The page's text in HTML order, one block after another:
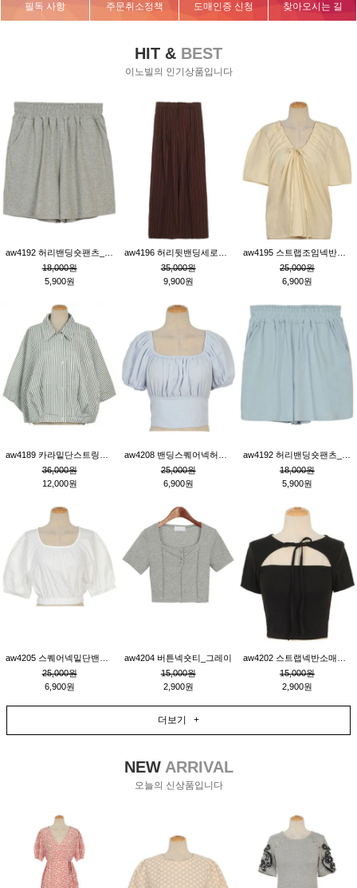
필독 사항 주문취소정책 도매인증 신청 찾아오시는 길
HIT & BEST
이노빌의 인기상품입니다
18,000원
5,900원
35,000원
9,900원
25,000원
6,900원
36,000원
12,000원
25,000원
6,900원
18,000원
5,900원
25,000원
6,900원
aw4204 버튼넥숏티_그레이
15,000원
2,900원
15,000원
2,900원
더보기 +
NEWARRIVAL
오늘의 신상품입니다